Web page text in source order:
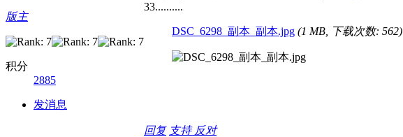
版主
积分
2885
发消息
33..........
DSC_6298_副本_副本.jpg (1 MB, 下载次数: 562)
回复 支持 反对